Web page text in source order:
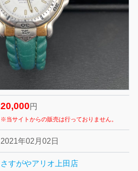
20,000 円
※当サイトからの販売は行っておりません。
2021年02月02日
さすがやアリオ上田店